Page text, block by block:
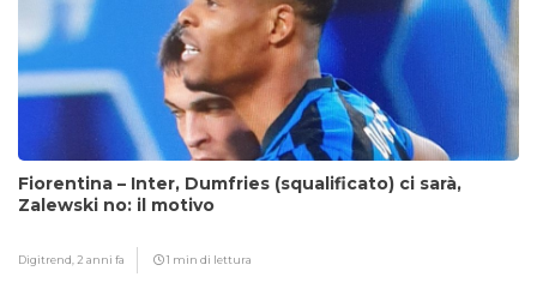
Fiorentina – Inter, Dumfries (squalificato) ci sarà,
Zalewski no: il motivo
Digitrend, 2 anni fa 1 min di lettura